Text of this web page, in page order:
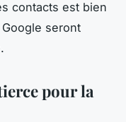
contacts est bien
seront
pour la